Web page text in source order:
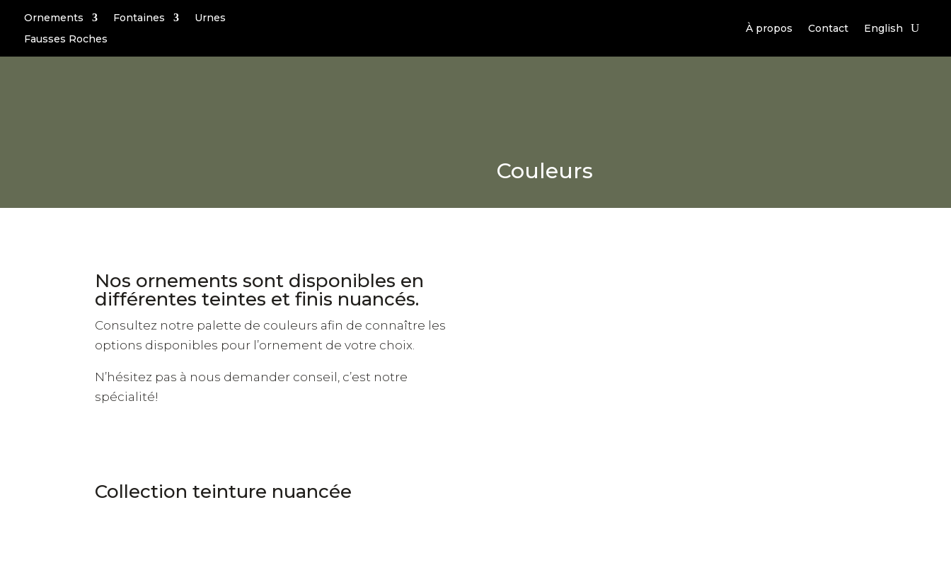
Ornements Fontaines
Urnes
Fausses Roches
À propos Contact English
Couleurs
Nos ornements sont disponibles en
différentes teintes et finis nuancés.
Consultez notre palette de couleurs afin de connaître les
options disponibles pour l’ornement de votre choix.
N’hésitez pas à nous demander conseil, c’est notre
spécialité!
Collection teinture nuancée